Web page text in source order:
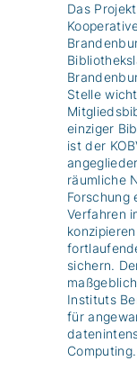
Das
Stelle
einziger
ist der
räumliche
Forschung
Verfahren
sichern.
Instituts
für
Computing.